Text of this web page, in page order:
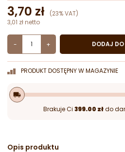
3,70 zł (23% VAT)
3,01 zł netto
- + DODAJ
PRODUKT DOSTĘPNY W MAGAZYNIE
local_shipping
Brakuje Ci 399.00 złdo
Opis produktu